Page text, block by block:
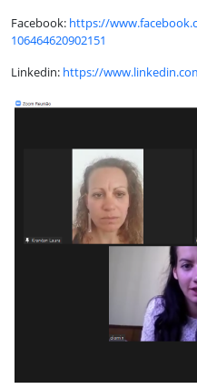
Facebook: https://
106464620902151
Linkedin: https://